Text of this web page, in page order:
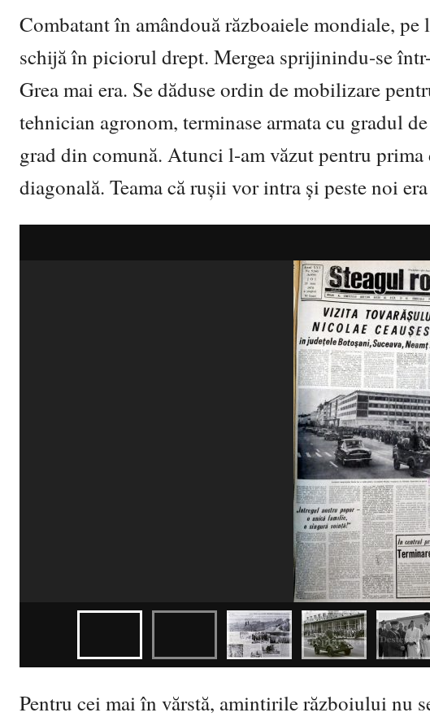
Combatant în amândouă războaiele mondiale,
schijă în piciorul drept. Mergea sprijinindu-se
Grea mai era. Se dăduse ordin de mobilizare
tehnician agronom, terminase armata cu gradul
grad din comună. Atunci l-am văzut pentru
diagonală. Teama că rușii vor intra și peste noi
Pentru cei mai în vărstă, amintirile războiului nu